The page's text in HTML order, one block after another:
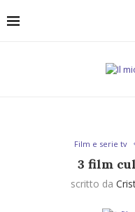
Film e serie tv
3 film
scritto da